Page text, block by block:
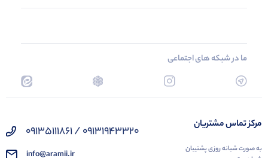
ما در شبکه های اجتماعی
مرکز تماس مشتریان
به صورت شبانه روزی پشتیبان
09131943320 / 09135111861
info@aramii.ir